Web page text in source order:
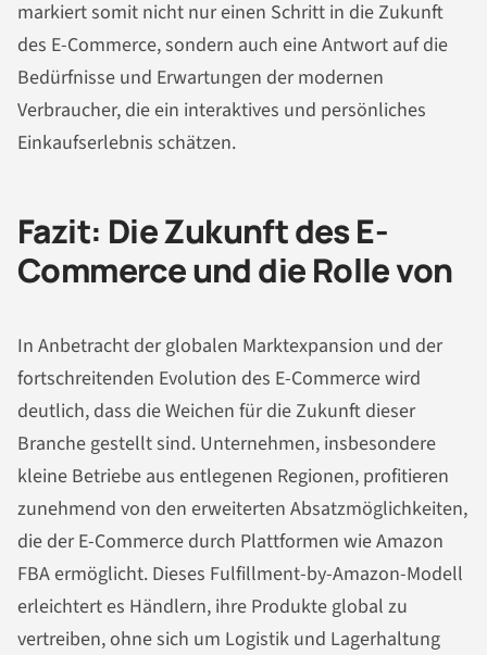
markiert somit nicht nur einen Schritt in die Zukunft
des E-Commerce, sondern auch eine Antwort auf die
Bedürfnisse und Erwartungen der modernen
Verbraucher, die ein interaktives und persönliches
Einkaufserlebnis schätzen.
Fazit: Die Zukunft des E-
Commerce und die Rolle von
In Anbetracht der globalen Marktexpansion und der
fortschreitenden Evolution des E-Commerce wird
deutlich, dass die Weichen für die Zukunft dieser
Branche gestellt sind. Unternehmen, insbesondere
kleine Betriebe aus entlegenen Regionen, profitieren
zunehmend von den erweiterten Absatzmöglichkeiten,
die der E-Commerce durch Plattformen wie Amazon
FBA ermöglicht. Dieses Fulfillment-by-Amazon-Modell
erleichtert es Händlern, ihre Produkte global zu
vertreiben, ohne sich um Logistik und Lagerhaltung